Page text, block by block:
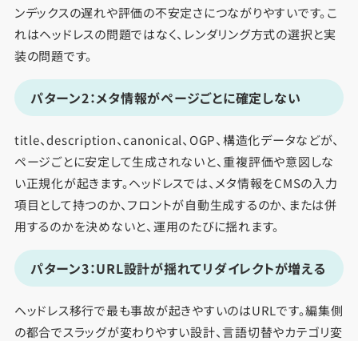
ンデックスの遅れや評価の不安定さにつながりやすいです。こ
れはヘッドレスの問題ではなく、レンダリング方式の選択と実
装の問題です。
パターン2：メタ情報がページごとに確定しない
title、description、canonical、OGP、構造化データなどが、
ページごとに安定して生成されないと、重複評価や意図しな
い正規化が起きます。ヘッドレスでは、メタ情報をCMSの入力
項目として持つのか、フロントが自動生成するのか、または併
用するのかを決めないと、運用のたびに揺れます。
パターン3：URL設計が揺れてリダイレクトが増える
ヘッドレス移行で最も事故が起きやすいのはURLです。編集側
の都合でスラッグが変わりやすい設計、言語切替やカテゴリ変